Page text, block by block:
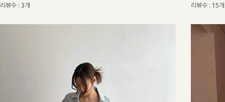
리뷰수 : 3개 리뷰수 : 15개